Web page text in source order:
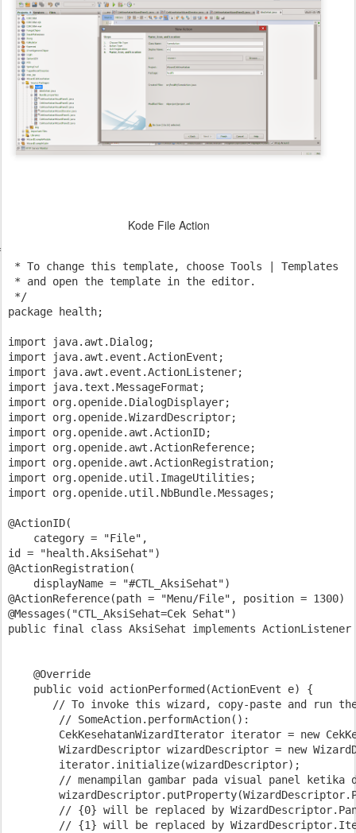
Kode File Action
* To change this template, choose Tools | Templates
* and open the template in the editor.
*/
package health;
import java.awt.Dialog;
import java.awt.event.ActionEvent;
import java.awt.event.ActionListener;
import java.text.MessageFormat;
import org.openide.DialogDisplayer;
import org.openide.WizardDescriptor;
import org.openide.awt.ActionID;
import org.openide.awt.ActionReference;
import org.openide.awt.ActionRegistration;
import org.openide.util.ImageUtilities;
import org.openide.util.NbBundle.Messages;
@ActionID(
    category = "File",
id = "health.AksiSehat")
@ActionRegistration(
    displayName = "#CTL_AksiSehat")
@ActionReference(path = "Menu/File", position = 1300)
@Messages("CTL_AksiSehat=Cek Sehat")
public final class AksiSehat implements
    @Override
    public void actionPerformed(ActionEvent e) {
// To invoke this wizard, copy-paste and run
        // SomeAction.performAction():
CekKesehatanWizardIterator iterator = new
WizardDescriptor wizardDescriptor = new
        iterator.initialize(wizardDescriptor);
// menampilan gambar pada visual panel ketika
// {0} will be replaced by
// {1} will be replaced by